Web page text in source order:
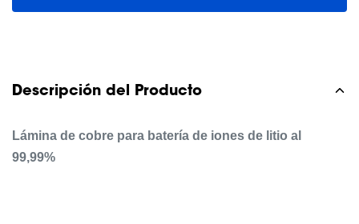
Descripción del Producto
Lámina de cobre para batería de iones de litio al
99,99%